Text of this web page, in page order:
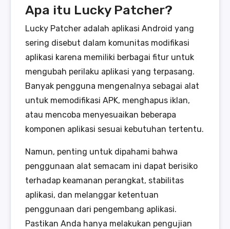
Apa itu Lucky Patcher?
Lucky Patcher adalah aplikasi Android yang
sering disebut dalam komunitas modifikasi
aplikasi karena memiliki berbagai fitur untuk
mengubah perilaku aplikasi yang terpasang.
Banyak pengguna mengenalnya sebagai alat
untuk memodifikasi APK, menghapus iklan,
atau mencoba menyesuaikan beberapa
komponen aplikasi sesuai kebutuhan tertentu.
Namun, penting untuk dipahami bahwa
penggunaan alat semacam ini dapat berisiko
terhadap keamanan perangkat, stabilitas
aplikasi, dan melanggar ketentuan
penggunaan dari pengembang aplikasi.
Pastikan Anda hanya melakukan pengujian